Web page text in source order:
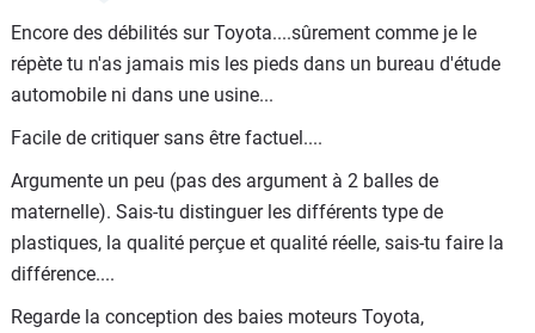
Mais il est vrai que beaucoup ici ne sont pas les payeurs.
Ils professent l'achat de "premium" parce que soit disant
ça décote pas....mais il ne faut pas se leurrer. Ce n'est pas
ce qu'ils ont.
Encore des débilités sur Toyota....sûrement comme je le
répète tu n'as jamais mis les pieds dans un bureau d'étude
automobile ni dans une usine...
Facile de critiquer sans être factuel....
Argumente un peu (pas des argument à 2 balles de
maternelle). Sais-tu distinguer les différents type de
plastiques, la qualité perçue et qualité réelle, sais-tu faire la
différence....
Regarde la conception des baies moteurs Toyota,